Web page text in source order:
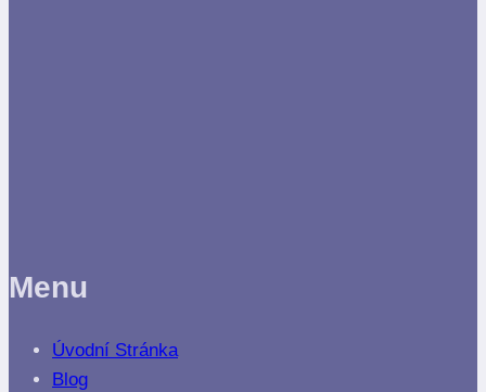
Menu
Úvodní Stránka
Blog